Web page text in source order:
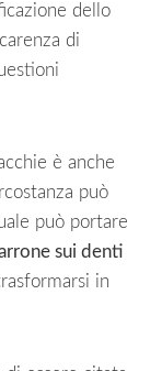
dello
di
è anche
può
può portare
sui denti
in